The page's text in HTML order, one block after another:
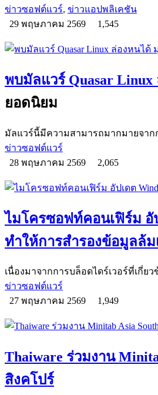
ข่าวซอฟต์แวร์, ข่าวแอปพลิเคชัน
29 พฤษภาคม 2569
1,545
พบมัลแวร์ Quasar
ยอดนิยม
มัลแวร์นี้มีความสามารถมากมายจากก
ข่าวซอฟต์แวร์
28 พฤษภาคม 2569
2,065
ไมโครซอฟท์คอนเฟิร์ม อั
ทำให้การสำรองข้อมูลล้ม
เนื่องมาจากการบล็อดไดร์เวอร์ที่เกี่ย
ข่าวซอฟต์แวร์
27 พฤษภาคม 2569
1,949
Thaiware ร่วมงาน
สิงคโปร์